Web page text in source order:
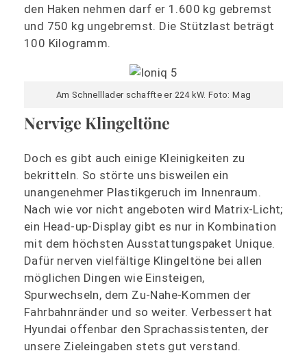
den Haken nehmen darf er 1.600 kg gebremst
und 750 kg ungebremst. Die Stützlast beträgt
100 Kilogramm.
Am Schnelllader schaffte er 224 kW. Foto: Mag
Nervige Klingeltöne
Doch es gibt auch einige Kleinigkeiten zu
bekritteln. So störte uns bisweilen ein
unangenehmer Plastikgeruch im Innenraum.
Nach wie vor nicht angeboten wird Matrix-Licht;
ein Head-up-Display gibt es nur in Kombination
mit dem höchsten Ausstattungspaket Unique.
Dafür nerven vielfältige Klingeltöne bei allen
möglichen Dingen wie Einsteigen,
Spurwechseln, dem Zu-Nahe-Kommen der
Fahrbahnränder und so weiter. Verbessert hat
Hyundai offenbar den Sprachassistenten, der
unsere Zieleingaben stets gut verstand.